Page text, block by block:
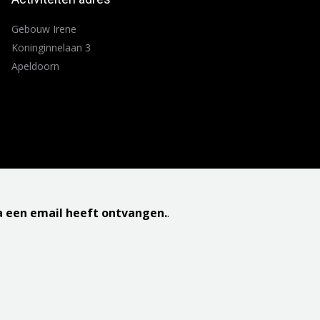
Gebouw Irene
Koninginnelaan 3
Apeldoorn
een email heeft ontvangen..